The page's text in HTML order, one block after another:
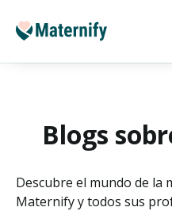
Blogs
Descubre el mundo de la
Maternify y todos sus